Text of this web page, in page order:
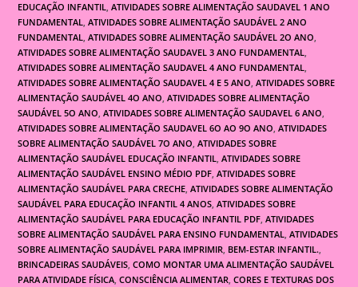
EDUCAÇÃO INFANTIL, ATIVIDADES SOBRE ALIMENTAÇÃO SAUDAVEL 1 ANO
FUNDAMENTAL, ATIVIDADES SOBRE ALIMENTAÇÃO SAUDÁVEL 2 ANO
FUNDAMENTAL, ATIVIDADES SOBRE ALIMENTAÇÃO SAUDÁVEL 2O ANO,
ATIVIDADES SOBRE ALIMENTAÇÃO SAUDAVEL 3 ANO FUNDAMENTAL,
ATIVIDADES SOBRE ALIMENTAÇÃO SAUDAVEL 4 ANO FUNDAMENTAL,
ATIVIDADES SOBRE ALIMENTAÇÃO SAUDAVEL 4 E 5 ANO, ATIVIDADES SOBRE
ALIMENTAÇÃO SAUDÁVEL 4O ANO, ATIVIDADES SOBRE ALIMENTAÇÃO
SAUDÁVEL 5O ANO, ATIVIDADES SOBRE ALIMENTAÇÃO SAUDAVEL 6 ANO,
ATIVIDADES SOBRE ALIMENTAÇÃO SAUDAVEL 6O AO 9O ANO, ATIVIDADES
SOBRE ALIMENTAÇÃO SAUDÁVEL 7O ANO, ATIVIDADES SOBRE
ALIMENTAÇÃO SAUDÁVEL EDUCAÇÃO INFANTIL, ATIVIDADES SOBRE
ALIMENTAÇÃO SAUDÁVEL ENSINO MÉDIO PDF, ATIVIDADES SOBRE
ALIMENTAÇÃO SAUDÁVEL PARA CRECHE, ATIVIDADES SOBRE ALIMENTAÇÃO
SAUDÁVEL PARA EDUCAÇÃO INFANTIL 4 ANOS, ATIVIDADES SOBRE
ALIMENTAÇÃO SAUDÁVEL PARA EDUCAÇÃO INFANTIL PDF, ATIVIDADES
SOBRE ALIMENTAÇÃO SAUDÁVEL PARA ENSINO FUNDAMENTAL, ATIVIDADES
SOBRE ALIMENTAÇÃO SAUDÁVEL PARA IMPRIMIR, BEM-ESTAR INFANTIL.,
BRINCADEIRAS SAUDÁVEIS, COMO MONTAR UMA ALIMENTAÇÃO SAUDÁVEL
PARA ATIVIDADE FÍSICA, CONSCIÊNCIA ALIMENTAR, CORES E TEXTURAS DOS